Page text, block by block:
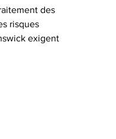
des
risques
exigent